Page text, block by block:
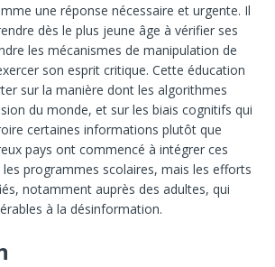
une réponse nécessaire et urgente. Il
dès le plus jeune âge à vérifier ses
les mécanismes de manipulation de
son esprit critique. Cette éducation
sur la manière dont les algorithmes
du monde, et sur les biais cognitifs qui
certaines informations plutôt que
pays ont commencé à intégrer ces
programmes scolaires, mais les efforts
notamment auprès des adultes, qui
à la désinformation.